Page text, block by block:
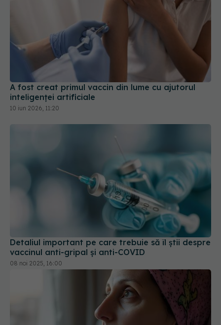
A fost creat primul vaccin din lume cu ajutorul
inteligenței artificiale
10 iun 2026, 11:20
Detaliul important pe care trebuie să îl știi despre
vaccinul anti-gripal și anti-COVID
08 noi 2025, 16:00